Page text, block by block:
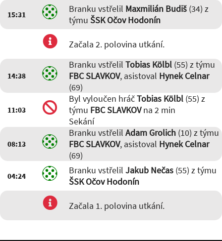
15:31 Branku vstřelil Maxmilián Budiš(34) z
týmu ŠSK Očov Hodonín
Začala 2. polovina utkání.
14:38
Branku vstřelil Tobias Kölbl(55) z týmu
FBC SLAVKOV, asistoval Hynek Celnar
(69)
11:03
Byl vyloučen hráčTobias Kölbl(55) z
týmu FBC SLAVKOVna 2 min
Sekání
08:13
Branku vstřelil Adam Grolich(10) z týmu
FBC SLAVKOV, asistoval Hynek Celnar
(69)
04:24 Branku vstřelil Jakub Nečas(55) z týmu
ŠSK Očov Hodonín
Začala 1. polovina utkání.